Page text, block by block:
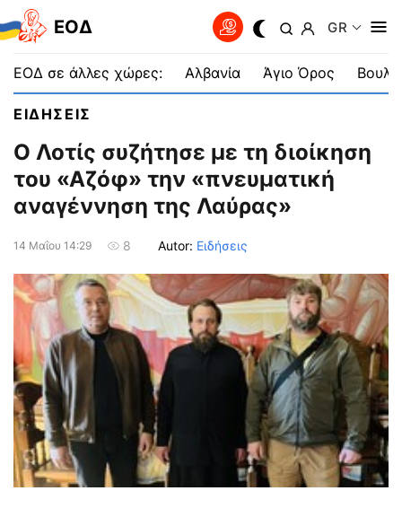
EOΔ GR
ΕΟΔ σε άλλες χώρες: Αλβανία Άγιο Όρος
ΕΙΔΗΣΕΙΣ
Ο Λοτίς συζήτησε με τη διοίκηση
του «Αζόφ» την «πνευματική
αναγέννηση της Λαύρας»
14 Μαΐου 14:29 8 Autor: Ειδήσεις